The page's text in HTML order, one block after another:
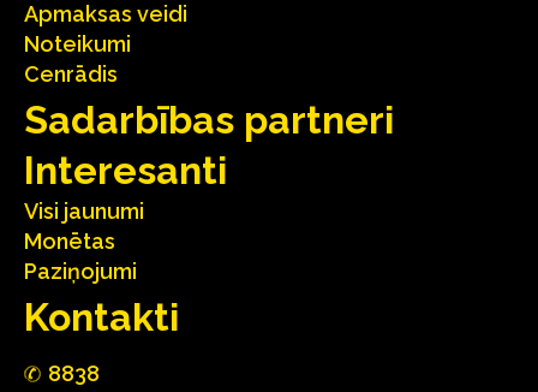
Apmaksas veidi
Noteikumi
Cenrādis
Sadarbības partneri
Interesanti
Visi jaunumi
Monētas
Paziņojumi
Kontakti
8838